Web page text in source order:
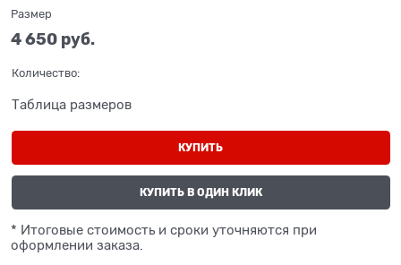
Размер
4 650 руб.
Количество:
Таблица размеров
КУПИТЬ
КУПИТЬ В ОДИН КЛИК
* Итоговые стоимость и сроки уточняются при
оформлении заказа.